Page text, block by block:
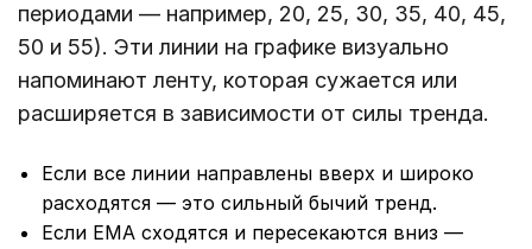
периодами — например, 20, 25, 30, 35, 40, 45,
50 и 55). Эти линии на графике визуально
напоминают ленту, которая сужается или
расширяется в зависимости от силы тренда.
Если все линии направлены вверх и широко
расходятся — это сильный бычий тренд.
Если EMA сходятся и пересекаются вниз —